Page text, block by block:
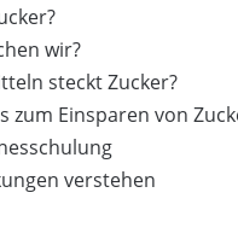
wir?
steckt Zucker?
zum Einsparen von
verstehen